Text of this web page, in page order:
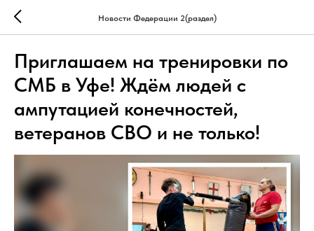
Новости Федерации 2(раздел)
Приглашаем на тренировки по
СМБ в Уфе! Ждём людей с
ампутацией конечностей,
ветеранов СВО и не только!